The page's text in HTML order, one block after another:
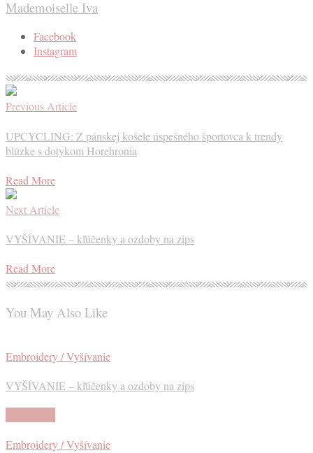
Mademoiselle Iva
Facebook
Instagram
Previous Article
UPCYCLING: Z pánskej košele úspešného športovca k trendy
blúzke s dotykom Horehronia
Read More
Next Article
VYŠÍVANIE – kľúčenky a ozdoby na zips
Read More
You May Also Like
Embroidery / Vyšívanie
VYŠÍVANIE – kľúčenky a ozdoby na zips
Embroidery / Vyšívanie